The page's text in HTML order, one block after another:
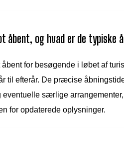
åbent, og hvad er de typiske
åbent for besøgende i løbet af
til efterår. De præcise
særlige
for opdaterede oplysninger.